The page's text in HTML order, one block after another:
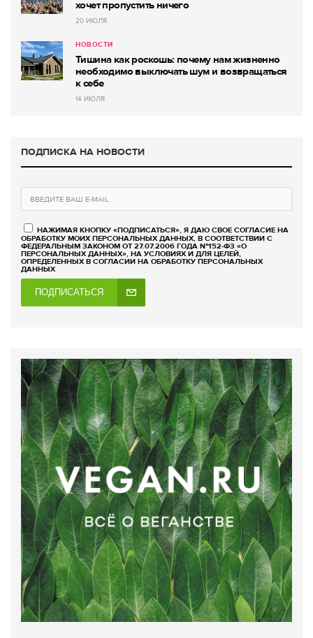
хочет пропустить ничего
20 ИЮЛЯ
НОВОСТИ
Тишина как роскошь: почему нам жизненно
необходимо выключать шум и возвращаться
к себе
14 ИЮЛЯ
ПОДПИСКА НА НОВОСТИ
НАЖИМАЯ КНОПКУ «ПОДПИСАТЬСЯ», Я ДАЮ СВОЕ СОГЛАСИЕ НА
ОБРАБОТКУ МОИХ ПЕРСОНАЛЬНЫХ ДАННЫХ, В СООТВЕТСТВИИ С
ФЕДЕРАЛЬНЫМ ЗАКОНОМ ОТ 27.07.2006 ГОДА №152-ФЗ «О
ПЕРСОНАЛЬНЫХ ДАННЫХ», НА УСЛОВИЯХ И ДЛЯ ЦЕЛЕЙ,
ОПРЕДЕЛЕННЫХ В СОГЛАСИИ НА ОБРАБОТКУ ПЕРСОНАЛЬНЫХ
ДАННЫХ
ПОДПИСАТЬСЯ